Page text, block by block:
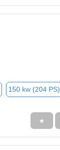
150 kw (204 PS)
★